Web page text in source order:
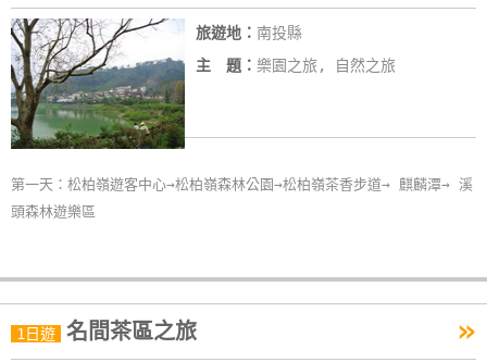
旅遊地： 南投縣
主 題： 樂園之旅, 自然之旅
第一天：松柏嶺遊客中心→松柏嶺森林公園→松柏嶺茶香步道→ 麒麟潭→ 溪
頭森林遊樂區
1日遊 名間茶區之旅 »